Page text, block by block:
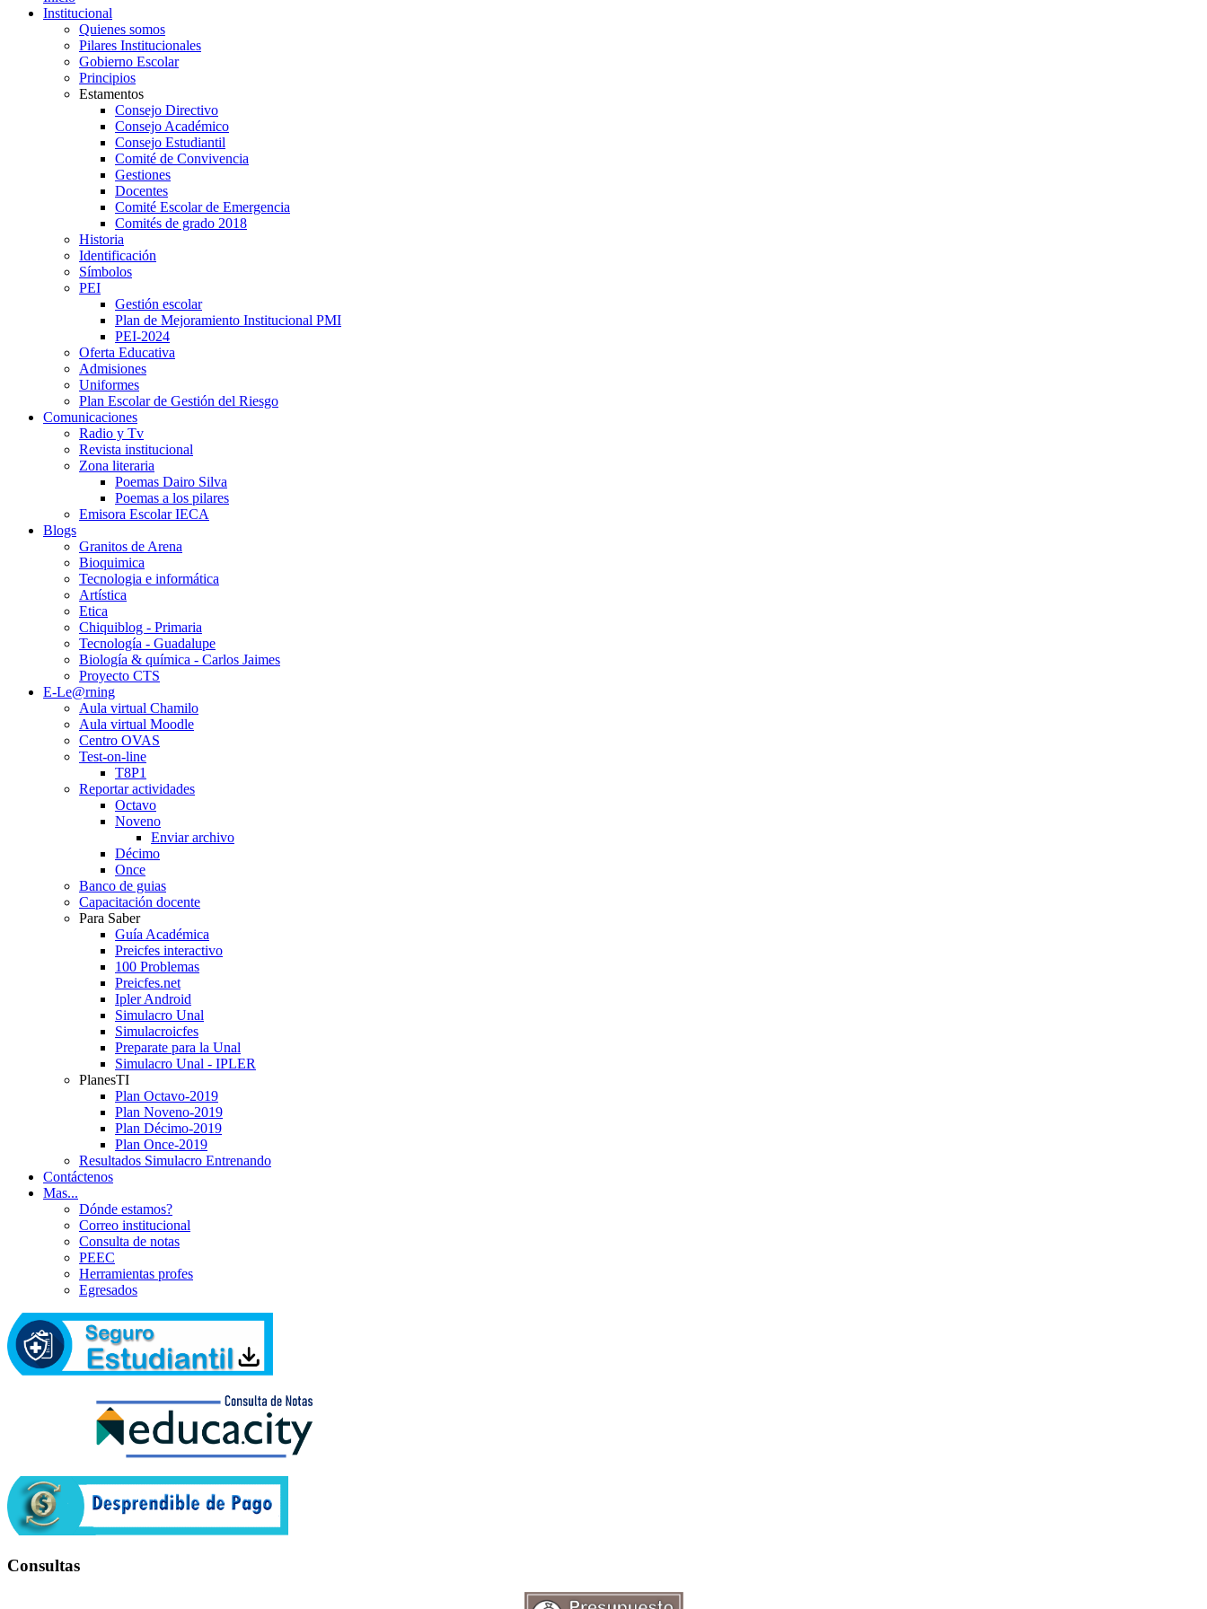
Institucional
Quienes somos
Pilares Institucionales
Gobierno Escolar
Principios
Estamentos
Consejo Directivo
Consejo Académico
Consejo Estudiantil
Comité de Convivencia
Gestiones
Docentes
Comité Escolar de Emergencia
Comités de grado 2018
Historia
Identificación
Símbolos
PEI
Gestión escolar
Plan de Mejoramiento Institucional PMI
PEI-2024
Oferta Educativa
Admisiones
Uniformes
Plan Escolar de Gestión del Riesgo
Comunicaciones
Radio y Tv
Revista institucional
Zona literaria
Poemas Dairo Silva
Poemas a los pilares
Emisora Escolar IECA
Blogs
Granitos de Arena
Bioquimica
Tecnologia e informática
Artística
Etica
Chiquiblog - Primaria
Tecnología - Guadalupe
Biología & química - Carlos Jaimes
Proyecto CTS
E-Le@rning
Aula virtual Chamilo
Aula virtual Moodle
Centro OVAS
Test-on-line
T8P1
Reportar actividades
Octavo
Noveno
Enviar archivo
Décimo
Once
Banco de guias
Capacitación docente
Para Saber
Guía Académica
Preicfes interactivo
100 Problemas
Preicfes.net
Ipler Android
Simulacro Unal
Simulacroicfes
Preparate para la Unal
Simulacro Unal - IPLER
PlanesTI
Plan Octavo-2019
Plan Noveno-2019
Plan Décimo-2019
Plan Once-2019
Resultados Simulacro Entrenando
Contáctenos
Mas...
Dónde estamos?
Correo institucional
Consulta de notas
PEEC
Herramientas profes
Egresados
Consultas